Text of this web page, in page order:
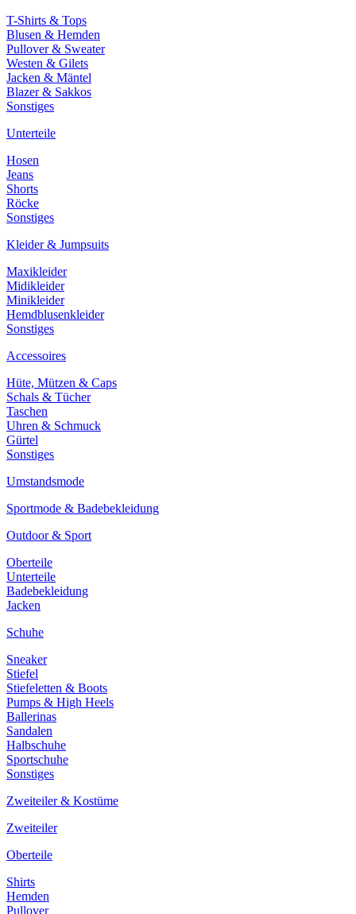
T-Shirts & Tops
Blusen & Hemden
Pullover & Sweater
Westen & Gilets
Jacken & Mäntel
Blazer & Sakkos
Sonstiges
Unterteile
Hosen
Jeans
Shorts
Röcke
Sonstiges
Kleider & Jumpsuits
Maxikleider
Midikleider
Minikleider
Hemdblusenkleider
Sonstiges
Accessoires
Hüte, Mützen & Caps
Schals & Tücher
Taschen
Uhren & Schmuck
Gürtel
Sonstiges
Umstandsmode
Sportmode & Badebekleidung
Outdoor & Sport
Oberteile
Unterteile
Badebekleidung
Jacken
Schuhe
Sneaker
Stiefel
Stiefeletten & Boots
Pumps & High Heels
Ballerinas
Sandalen
Halbschuhe
Sportschuhe
Sonstiges
Zweiteiler & Kostüme
Zweiteiler
Oberteile
Shirts
Hemden
Pullover